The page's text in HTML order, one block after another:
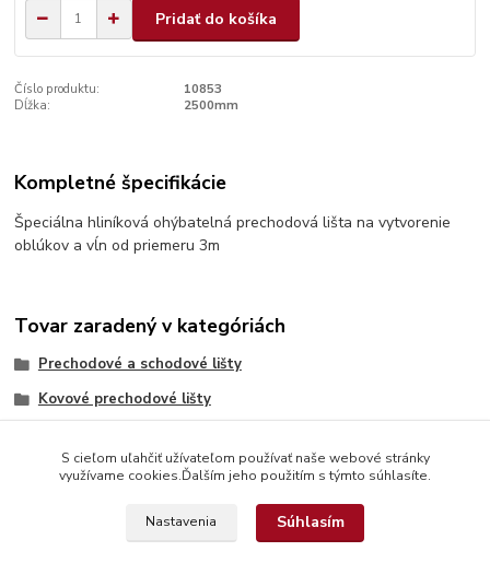
Pridať do košíka
Číslo produktu:
10853
Dĺžka:
2500mm
Kompletné špecifikácie
Špeciálna hliníková ohýbatelná prechodová lišta na vytvorenie
oblúkov a vĺn od priemeru 3m
Tovar zaradený v kategóriách
Prechodové a schodové lišty
Kovové prechodové lišty
S cieľom uľahčiť užívateľom používať naše webové stránky
využívame cookies.Ďalším jeho použitím s týmto súhlasíte.
Nastavenia Súhlasím